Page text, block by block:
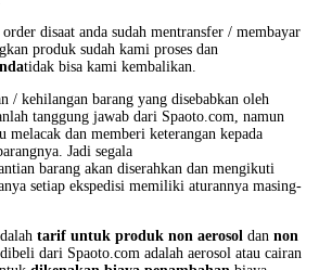
disaat anda sudah mentransfer / membayar
produk sudah kami proses dan
tidak bisa kami kembalikan.
/ kehilangan barang yang disebabkan oleh
tanggung jawab dari Spaoto.com, namun
melacak dan memberi keterangan kepada
Jadi segala
barang akan diserahkan dan mengikuti
setiap ekspedisi memiliki aturannya masing-
tarif untuk produk non aerosol dan non
dari Spaoto.com adalah aerosol atau cairan